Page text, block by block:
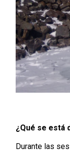
¿Qué se está
Durante las